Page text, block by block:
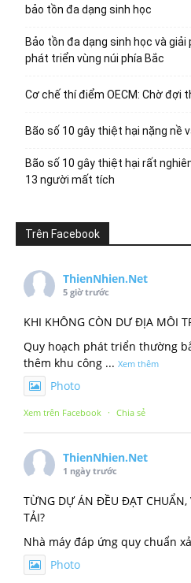
bảo tồn đa dạng sinh học
Bảo tồn đa dạng sinh học và
phát triển vùng núi phía Bắc
Cơ chế thí điểm OECM: Chờ đợi
Bão số 10 gây thiệt hại nặng nề
Bão số 10 gây thiệt hại rất
13 người mất tích
Trên Facebook
ThienNhien.Net
5 giờ trước
KHI KHÔNG CÒN DƯ ĐỊA MÔI
Quy hoạch phát triển thường
thêm khu công ... Xem thêm
Photo
Xem trên Facebook · Chia sẻ
ThienNhien.Net
1 ngày trước
TỪNG DỰ ÁN ĐỀU ĐẠT CHUẨN,
TẢI?
Nhà máy đáp ứng quy chuẩn
Photo